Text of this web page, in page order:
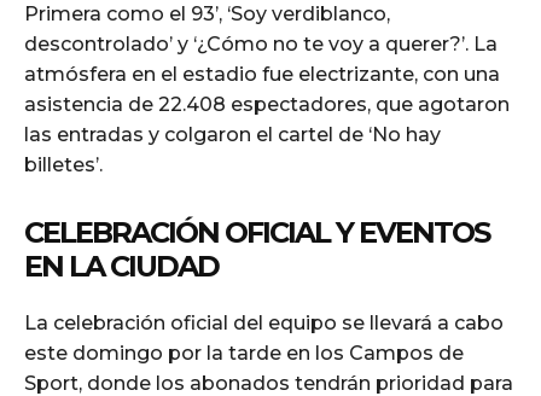
Primera como el 93’, ‘Soy verdiblanco,
descontrolado’ y ‘¿Cómo no te voy a querer?’. La
atmósfera en el estadio fue electrizante, con una
asistencia de 22.408 espectadores, que agotaron
las entradas y colgaron el cartel de ‘No hay
billetes’.
CELEBRACIÓN OFICIAL Y EVENTOS
EN LA CIUDAD
La celebración oficial del equipo se llevará a cabo
este domingo por la tarde en los Campos de
Sport, donde los abonados tendrán prioridad para